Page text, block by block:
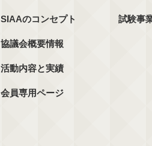
SIAAのコンセプト
協議会概要情報
活動内容と実績
会員専用ページ
試験事